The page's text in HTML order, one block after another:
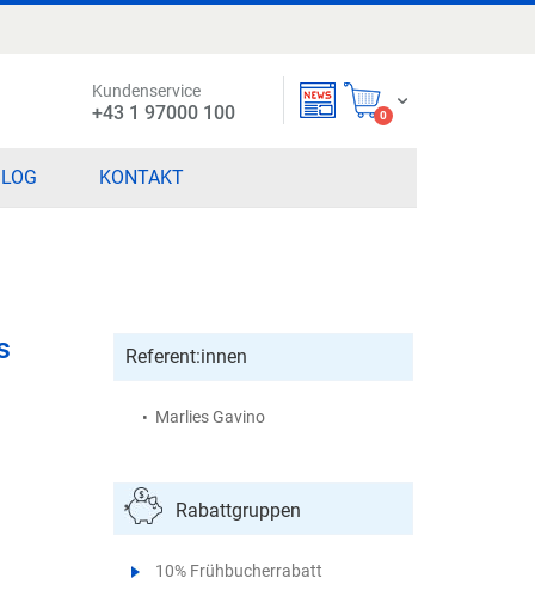
Mein Warenkorb
0items
Kundenservice
+43 1 97000 100
KONTAKT
Referent:innen
Marlies Gavino
Rabattgruppen
10% Frühbucherrabatt